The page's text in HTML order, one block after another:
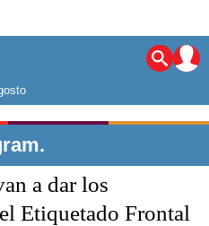
ciudad
Alta
país
a dar los
Etiquetado Frontal